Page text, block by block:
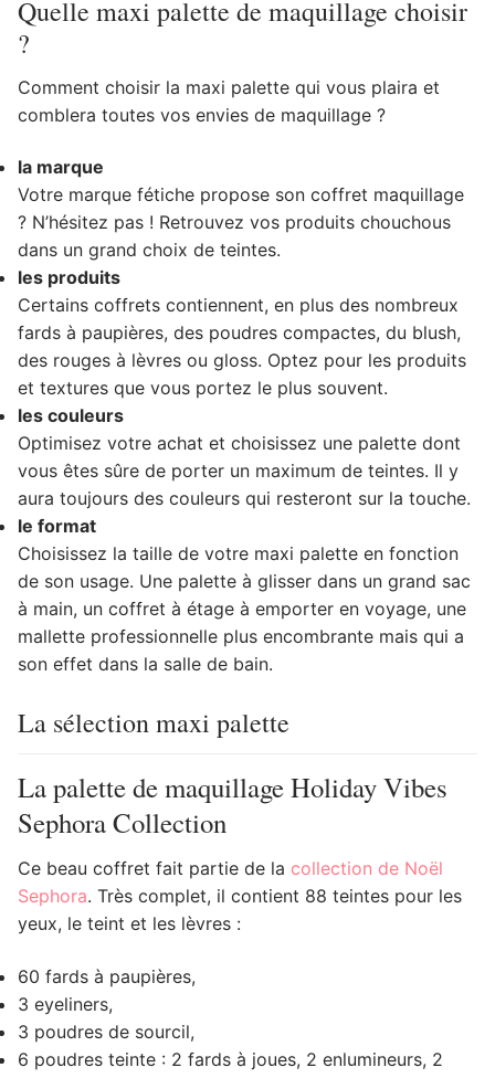
Quelle maxi palette de maquillage choisir
?
Comment choisir la maxi palette qui vous plaira et
comblera toutes vos envies de maquillage ?
la marque
Votre marque fétiche propose son coffret maquillage
? N’hésitez pas ! Retrouvez vos produits chouchous
dans un grand choix de teintes.
les produits
Certains coffrets contiennent, en plus des nombreux
fards à paupières, des poudres compactes, du blush,
des rouges à lèvres ou gloss. Optez pour les produits
et textures que vous portez le plus souvent.
les couleurs
Optimisez votre achat et choisissez une palette dont
vous êtes sûre de porter un maximum de teintes. Il y
aura toujours des couleurs qui resteront sur la touche.
le format
Choisissez la taille de votre maxi palette en fonction
de son usage. Une palette à glisser dans un grand sac
à main, un coffret à étage à emporter en voyage, une
mallette professionnelle plus encombrante mais qui a
son effet dans la salle de bain.
La sélection maxi palette
La palette de maquillage Holiday Vibes
Sephora Collection
Ce beau coffret fait partie de la collection de Noël
Sephora. Très complet, il contient 88 teintes pour les
yeux, le teint et les lèvres :
60 fards à paupières,
3 eyeliners,
3 poudres de sourcil,
6 poudres teinte : 2 fards à joues, 2 enlumineurs, 2